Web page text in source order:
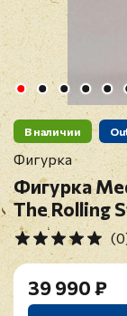
В наличии
Фигурка
Фигурка
The Rolling
39 990 ₽